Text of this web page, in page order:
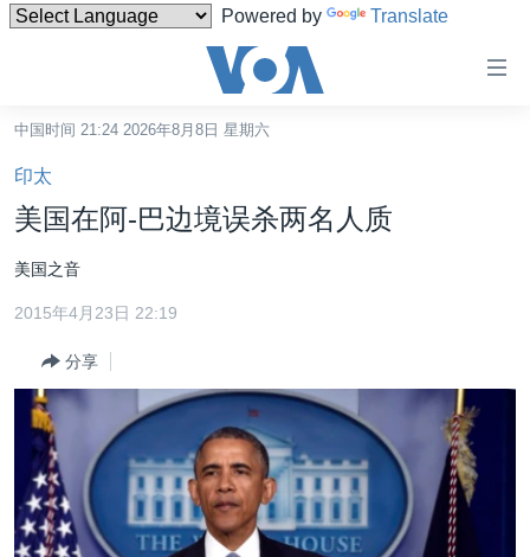
Powered by Translate
碍
链
接
跳
转
内
跳
转
台湾
港澳
国际
最新国际新闻
印太
中东
欧洲
分类新闻
经济·金融·贸易
人权·法律·宗教
科教·文娱·体健
美中关系
热点专题
白宫要闻
VOA视频
中国时间 21:24 2026年8月8日 星期六
印太
美国在阿-巴边境误杀两名人质
美国之音
2015年4月23日 22:19
分享